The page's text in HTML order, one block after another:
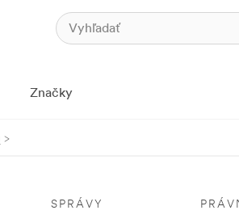
Značky
SPRÁVY